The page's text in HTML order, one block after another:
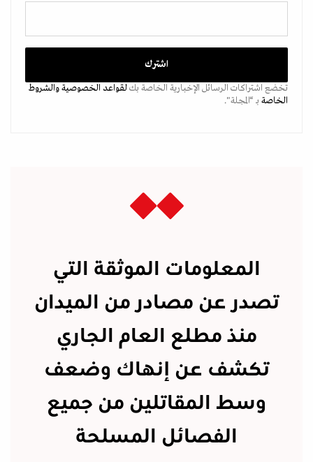
تخضع اشتراكات الرسائل الإخبارية الخاصة بكلقواعد الخصوصيةوالشروط
الخاصة بـ “المجلة".
المعلومات الموثقة التي
تصدر عن مصادر من الميدان
منذ مطلع العام الجاري
تكشف عن إنهاك وضعف
وسط المقاتلين من جميع
الفصائل المسلحة